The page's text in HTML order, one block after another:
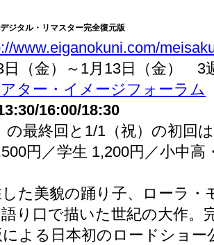
ジタル・リマスター完全復元版
www.eiganokuni.com/
日（金）～1月13日（金） 3
ター・イメージフォーラム
16:00/18:30
の最終回と1/1（祝）の初回
円／学生 1,200円／小中高
た美貌の踊り子、ローラ
り口で描いた世紀の大作。
よる日本初のロードショー